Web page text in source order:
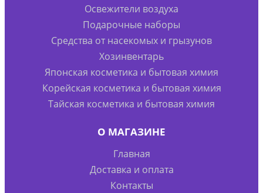
Освежители воздуха
Подарочные наборы
Средства от насекомых и грызунов
Хозинвентарь
Японская косметика и бытовая химия
Корейская косметика и бытовая химия
Тайская косметика и бытовая химия
О МАГАЗИНЕ
Главная
Доставка и оплата
Контакты